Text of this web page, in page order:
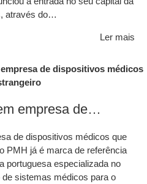
através do…
Ler mais
empresa de…
de dispositivos médicos que
PMH já é marca de referência
portuguesa especializada no
sistemas médicos para o